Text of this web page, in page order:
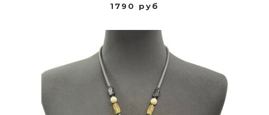
1790 руб